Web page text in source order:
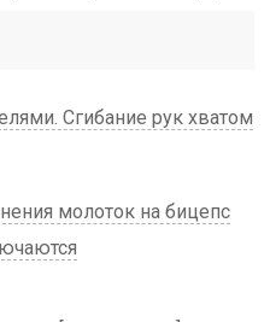
Сгибание рук хватом
молоток на бицепс